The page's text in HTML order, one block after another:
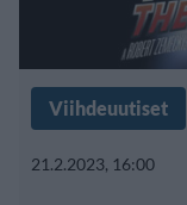
Viihdeuutiset
21.2.2023, 16:00